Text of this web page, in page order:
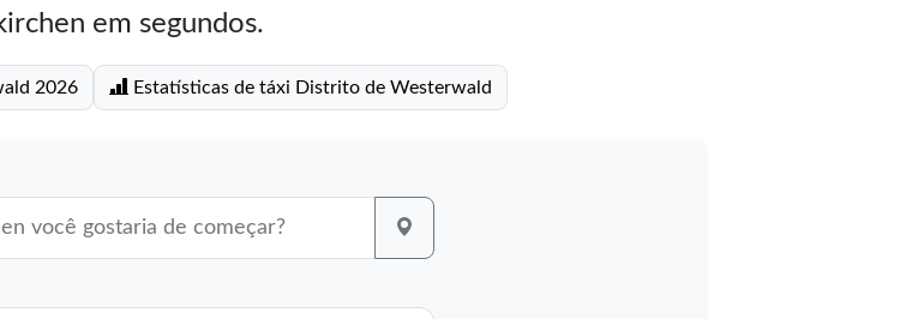
em segundos.
2026 Estatísticas de táxi Distrito de Westerwald